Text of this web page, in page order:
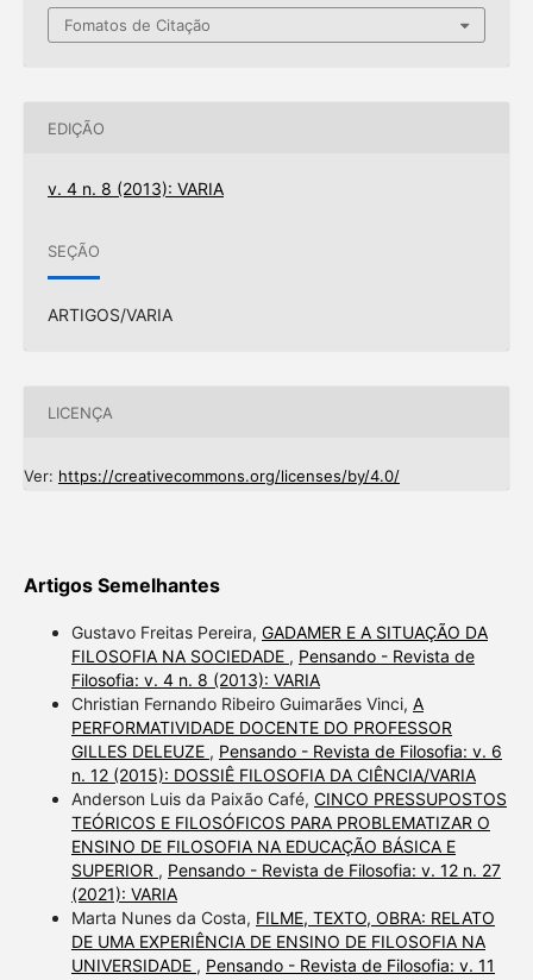
Fomatos de Citação
EDIÇÃO
v. 4 n. 8 (2013): VARIA
SEÇÃO
ARTIGOS/VARIA
LICENÇA
Ver: https://creativecommons.org/licenses/by/4.0/
Artigos Semelhantes
Gustavo Freitas Pereira, GADAMER E A SITUAÇÃO DA
FILOSOFIA NA SOCIEDADE , Pensando - Revista de
Filosofia: v. 4 n. 8 (2013): VARIA
Christian Fernando Ribeiro Guimarães Vinci, A
PERFORMATIVIDADE DOCENTE DO PROFESSOR
GILLES DELEUZE , Pensando - Revista de Filosofia: v. 6
n. 12 (2015): DOSSIÊ FILOSOFIA DA CIÊNCIA/VARIA
Anderson Luis da Paixão Café, CINCO PRESSUPOSTOS
TEÓRICOS E FILOSÓFICOS PARA PROBLEMATIZAR O
ENSINO DE FILOSOFIA NA EDUCAÇÃO BÁSICA E
SUPERIOR , Pensando - Revista de Filosofia: v. 12 n. 27
(2021): VARIA
Marta Nunes da Costa, FILME, TEXTO, OBRA: RELATO
DE UMA EXPERIÊNCIA DE ENSINO DE FILOSOFIA NA
UNIVERSIDADE , Pensando - Revista de Filosofia: v. 11